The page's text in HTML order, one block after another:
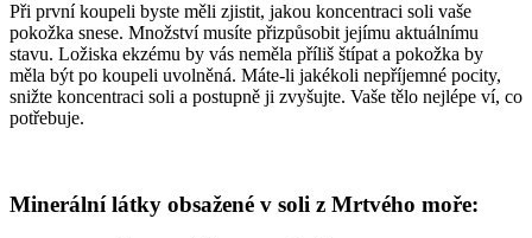
Při první koupeli byste měli zjistit, jakou koncentraci soli vaše
pokožka snese. Množství musíte přizpůsobit jejímu aktuálnímu
stavu. Ložiska ekzému by vás neměla příliš štípat a pokožka by
měla být po koupeli uvolněná. Máte-li jakékoli nepříjemné pocity,
snižte koncentraci soli a postupně ji zvyšujte. Vaše tělo nejlépe ví, co
potřebuje.
Minerální látky obsažené v soli z Mrtvého moře: